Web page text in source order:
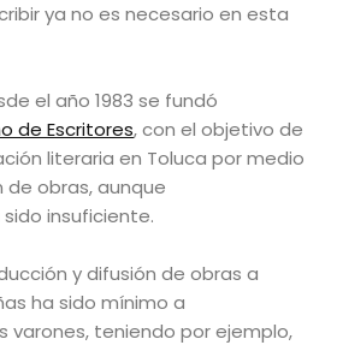
ya no es necesario en esta
el año 1983 se fundó
de Escritores, con el objetivo de
literaria en Toluca por medio
obras, aunque
insuficiente.
y difusión de obras a
ha sido mínimo a
varones, teniendo por ejemplo,